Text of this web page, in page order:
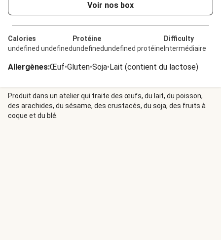
Voir nos box
Calories
undefined undefined
Protéine
undefinedundefined protéine
Difficulty
Intermédiaire
Allergènes:Œuf•Gluten•Soja•Lait (contient du lactose)
Produit dans un atelier qui traite des œufs, du lait, du poisson,
des arachides, du sésame, des crustacés, du soja, des fruits à
coque et du blé.